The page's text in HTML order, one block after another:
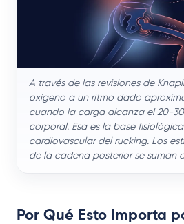
A través de las revisiones de
oxígeno a un ritmo dado
cuando la carga alcanza el 20-
corporal. Esa es la base
cardiovascular del rucking. Los
de la cadena posterior se suman
Por Qué Esto Importa